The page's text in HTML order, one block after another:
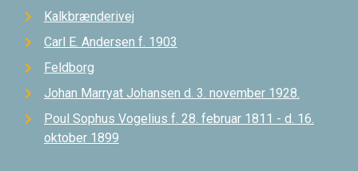
Kalkbrænderivej
Carl E. Andersen f. 1903
Feldborg
Johan Marryat Johansen d. 3. november 1928.
Poul Sophus Vogelius f. 28. februar 1811 - d. 16.
oktober 1899